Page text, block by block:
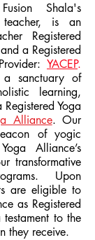
Shala's
teacher, is an
Registered
and a Registered
YACEP.
a sanctuary of
learning,
Yoga
Alliance. Our
of yogic
Alliance’s
transformative
Upon
are eligible to
as Registered
testament to the
they receive.